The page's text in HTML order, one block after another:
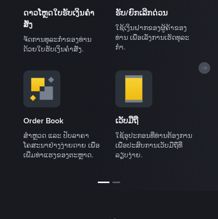
ດາວໂຫຼດໃບຮັບເງິນຄໍາ
ສັ່ງ
ຈັດການທຸລະກໍາຂອງທ່ານ
ດ້ວຍໃບຮັບເງິນຄໍາສັ່ງ.
ຮັບ/ຍົກເລີກດ່ວນ
ໃຊ້ເງິນຝາກຂອງຜູ້ຄ້າຂອງ
ທ່ານ ເພື່ອເລັ່ງການເຮັດທຸລະ
ກໍາ.
Order Book
ສຳຫຼວດ ແລະ ປັບລາຄາ
ໂຄສະນາຢ່າງງ່າຍດາຍ ເພື່ອ
ເພີ່ມທ່າແຮງຂອງຕະຫຼາດ.
ເວັບມືຖື
ໃຊ້ອຸປະກອນທີ່ທ່ານຕ້ອງການ
ເພື່ອປະສົບການເວັບມືຖືທີ່
ລຽບງ່າຍ.